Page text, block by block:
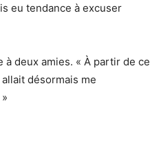
eu tendance à excuser
deux amies. « À partir de ce
désormais me